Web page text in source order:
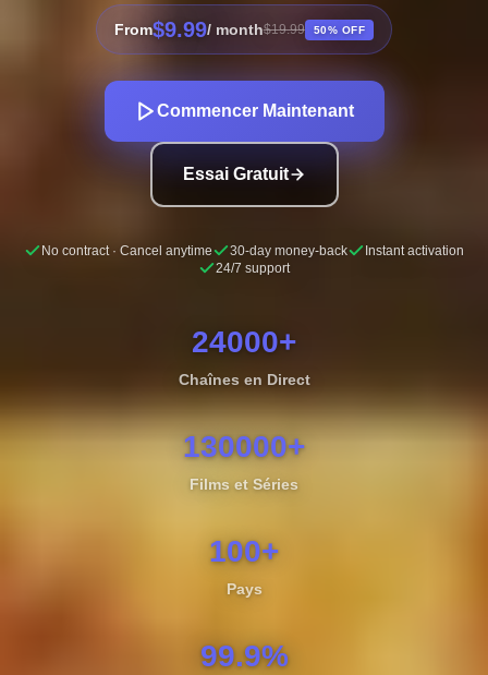
From$9.99/ month$19.99 50% OFF
Commencer Maintenant
Essai Gratuit
No contract · Cancel anytime 30-day money-back
Instant activation
24/7 support
24000+
Chaînes en Direct
130000+
Films et Séries
100+
Pays
99.9%